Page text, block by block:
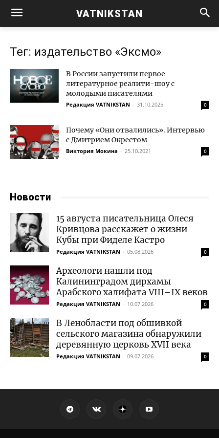
VATNIKSTAN
Тег: издательство «Эксмо»
В России запустили первое
литературное реалити-шоу с
молодыми писателями
Редакция VATNIKSTAN - 31.10.2025 0
Почему «Они отвалились». Интервью
с Дмитрием Окрестом
Виктория Мокина - 25.10.2021 0
Новости
15 августа писательница Олеся
Кривцова расскажет о жизни
Кубы при Фиделе Кастро
Редакция VATNIKSTAN - 05.08.2026 0
Археологи нашли под
Калининградом дирхамы
Арабского халифата VIII–IX веков
Редакция VATNIKSTAN - 10.07.2026 0
В Ленобласти под обшивкой
сельского магазина обнаружили
деревянную церковь XVII века
Редакция VATNIKSTAN - 09.07.2026 0